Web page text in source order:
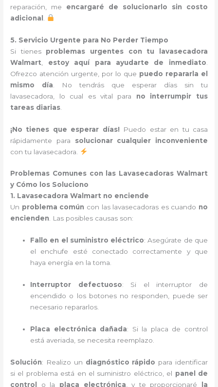
reparación, me encargaré de solucionarlo sin costo
adicional
5. Servicio Urgente para No Perder Tiempo
Si tienes problemas urgentes con tu lavasecadora
Walmart
estoy aquí para ayudarte de inmediato
Ofrezco atención urgente, por lo que puedo repararla el
mismo día . No tendrás que esperar días sin tu
lavasecadora, lo cual es vital para no interrumpir tus
tareas diarias
¡No tienes que esperar días! Puedo estar en tu casa
rápidamente para solucionar cualquier inconveniente
con tu lavasecadora.
Problemas Comunes con las Lavasecadoras Walmart
y Cómo los Soluciono
1. Lavasecadora Walmart no enciende
Un problema común con las lavasecadoras es cuando no
encienden. Las posibles causas son:
Fallo en el suministro eléctrico: Asegúrate de que
el enchufe esté conectado correctamente y que
haya energía en la toma.
Interruptor defectuoso: Si el interruptor de
encendido o los botones no responden, puede ser
necesario repararlos.
Placa electrónica dañada: Si la placa de control
está averiada, se necesita reemplazo.
Solución: Realizo un diagnóstico rápido para identificar
si el problema está en el suministro eléctrico, el panel de
control
o la placa electrónica , y te proporcionaré la